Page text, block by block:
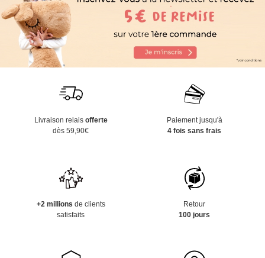
Livraison relais offerte
dès 59,90€
Paiement jusqu'à
4 fois sans frais
+2 millions de clients
satisfaits
Retour
100 jours